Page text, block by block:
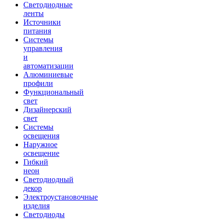
Светодиодные
ленты
Источники
питания
Системы
управления
и
автоматизации
Алюминиевые
профили
Функциональный
свет
Дизайнерский
свет
Системы
освещения
Наружное
освещение
Гибкий
неон
Светодиодный
декор
Электроустановочные
изделия
Светодиоды